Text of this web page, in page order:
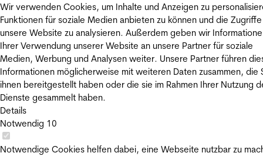
Wir verwenden Cookies, um Inhalte und Anzeigen zu
Funktionen für soziale Medien anbieten zu können und die
unsere Website zu analysieren. Außerdem geben wir
Ihrer Verwendung unserer Website an unsere Partner für soziale
Medien, Werbung und Analysen weiter. Unsere Partner führen
Informationen möglicherweise mit weiteren Daten zusammen, die
ihnen bereitgestellt haben oder die sie im Rahmen Ihrer Nutzung
Dienste gesammelt haben.
Details
Notwendig 10
Notwendige Cookies helfen dabei, eine Webseite nutzbar zu